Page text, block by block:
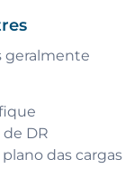
geralmente
DR
das cargas